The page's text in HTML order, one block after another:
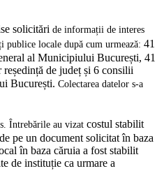
solicitări de informații de interes
locale după cum urmează: 41
al Municipiului București, 41
de județ și 6 consilii
București. Colectarea datelor s-a
Întrebările au vizat costul stabilit
pe un document solicitat în baza
în baza căruia a fost stabilit
de instituție ca urmare a